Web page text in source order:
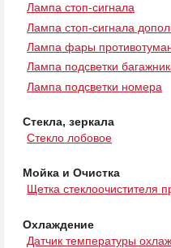
Лампа стоп-сигнала
Лампа стоп-сигнала
Лампа фары
Лампа подсветки
Лампа подсветки номера
Стекла, зеркала
Стекло лобовое
Мойка и Очистка
Щетка стеклоочистителя
Охлаждение
Датчик температуры